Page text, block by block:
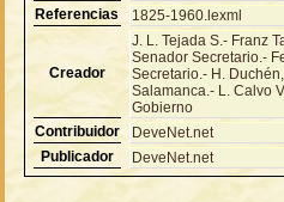
Referencias
1825-1960.lexml
Creador
J. L. Tejada S.- Franz
Senador Secretario.-
Secretario.- H.
Salamanca.- L. Calvo
Gobierno
Contribuidor
DeveNet.net
Publicador
DeveNet.net